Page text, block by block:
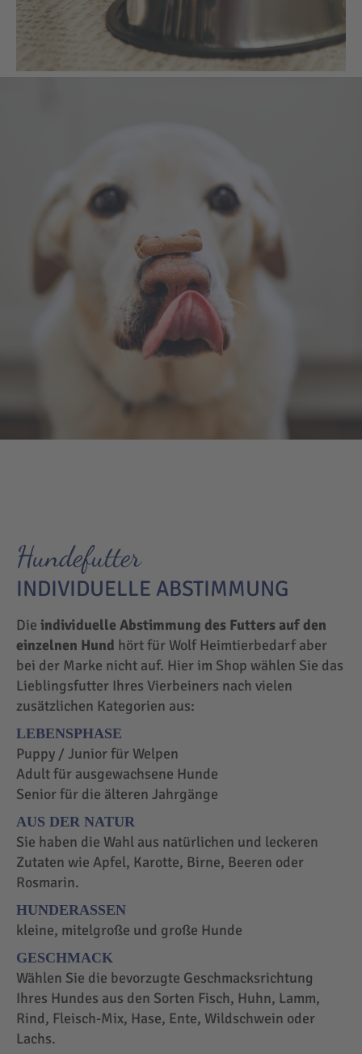
Hundefutter
INDIVIDUELLE ABSTIMMUNG
Die individuelle Abstimmung des Futters auf den
einzelnen Hund hört für Wolf Heimtierbedarf aber
bei der Marke nicht auf. Hier im Shop wählen Sie das
Lieblingsfutter Ihres Vierbeiners nach vielen
zusätzlichen Kategorien aus:
LEBENSPHASE
Puppy / Junior für Welpen
Adult für ausgewachsene Hunde
Senior für die älteren Jahrgänge
AUS DER NATUR
Sie haben die Wahl aus natürlichen und leckeren
Zutaten wie Apfel, Karotte, Birne, Beeren oder
Rosmarin.
HUNDERASSEN
kleine, mitelgroße und große Hunde
GESCHMACK
Wählen Sie die bevorzugte Geschmacksrichtung
Ihres Hundes aus den Sorten Fisch, Huhn, Lamm,
Rind, Fleisch-Mix, Hase, Ente, Wildschwein oder
Lachs.